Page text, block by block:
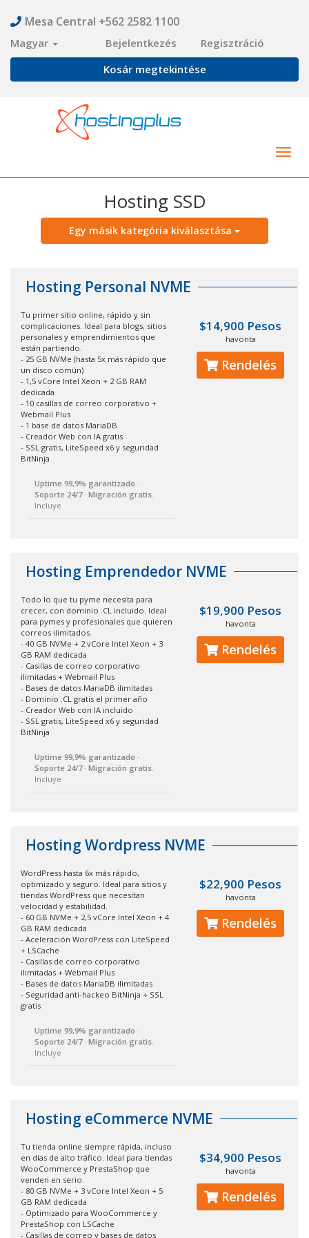
Mesa Central +562 2582 1100
Magyar Bejelentkezés
Regisztráció
Kosár megtekintése
Hosting SSD
Egy másik kategória kiválasztása
Hosting Personal NVME
Tu primer sitio online, rápido y sin
complicaciones. Ideal para blogs, sitios
personales y emprendimientos que
están partiendo.
- 25 GB NVMe (hasta 5x más rápido que
un disco común)
- 1,5 vCore Intel Xeon + 2 GB RAM
dedicada
- 10 casillas de correo corporativo +
Webmail Plus
- 1 base de datos MariaDB
- Creador Web con IA gratis
- SSL gratis, LiteSpeed x6 y seguridad
BitNinja
Uptime 99,9% garantizado ·
Soporte 24/7 · Migración gratis.
Incluye
$14,900 Pesos
havonta
Rendelés
Hosting Emprendedor NVME
Todo lo que tu pyme necesita para
crecer, con dominio .CL incluido. Ideal
para pymes y profesionales que quieren
correos ilimitados.
- 40 GB NVMe + 2 vCore Intel Xeon + 3
GB RAM dedicada
- Casillas de correo corporativo
ilimitadas + Webmail Plus
- Bases de datos MariaDB ilimitadas
- Dominio .CL gratis el primer año
- Creador Web con IA incluido
- SSL gratis, LiteSpeed x6 y seguridad
BitNinja
Uptime 99,9% garantizado ·
Soporte 24/7 · Migración gratis.
Incluye
$19,900 Pesos
havonta
Rendelés
Hosting Wordpress NVME
WordPress hasta 6x más rápido,
optimizado y seguro. Ideal para sitios y
tiendas WordPress que necesitan
velocidad y estabilidad.
- 60 GB NVMe + 2,5 vCore Intel Xeon + 4
GB RAM dedicada
- Aceleración WordPress con LiteSpeed
+ LSCache
- Casillas de correo corporativo
ilimitadas + Webmail Plus
- Bases de datos MariaDB ilimitadas
- Seguridad anti-hackeo BitNinja + SSL
gratis
Uptime 99,9% garantizado ·
Soporte 24/7 · Migración gratis.
Incluye
$22,900 Pesos
havonta
Rendelés
Hosting eCommerce NVME
Tu tienda online siempre rápida, incluso
en días de alto tráfico. Ideal para tiendas
WooCommerce y PrestaShop que
venden en serio.
- 80 GB NVMe + 3 vCore Intel Xeon + 5
GB RAM dedicada
- Optimizado para WooCommerce y
PrestaShop con LSCache
- Casillas de correo y bases de datos
$34,900 Pesos
havonta
Rendelés